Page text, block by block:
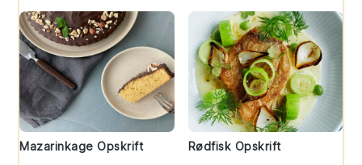
Mazarinkage Opskrift Rødfisk Opskrift